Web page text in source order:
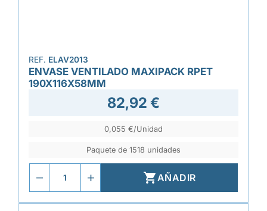
REF. ELAV2013
ENVASE VENTILADO MAXIPACK RPET
190X116X58MM
82,92 €
0,055 €/Unidad
Paquete de 1518 unidades
AÑADIR